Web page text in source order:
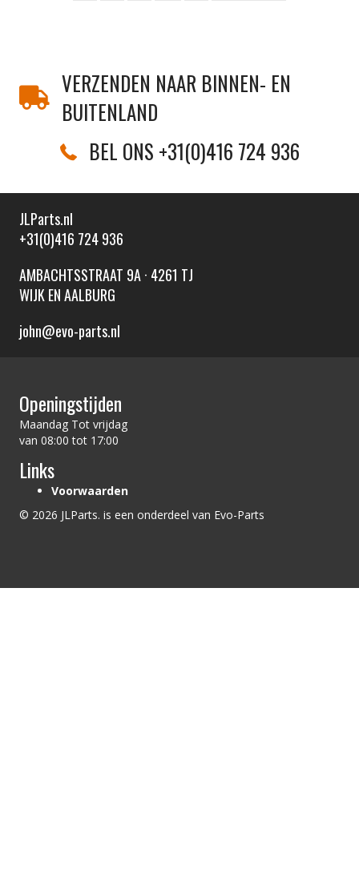
VERZENDEN NAAR BINNEN- EN
BUITENLAND
BEL ONS +31(0)416 724 936
JLParts.nl
+31(0)416 724 936
AMBACHTSSTRAAT 9A · 4261 TJ
WIJK EN AALBURG
john@evo-parts.nl
Openingstijden
Maandag Tot vrijdag
van 08:00 tot 17:00
Links
Voorwaarden
© 2026 JLParts. is een onderdeel van Evo-Parts